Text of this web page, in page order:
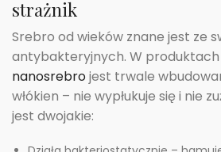
strażnik
Srebro od wieków znane jest ze
antybakteryjnych. W
nanosrebrojest trwale
włókien – nie wypłukuje się i nie
jest dwojakie: